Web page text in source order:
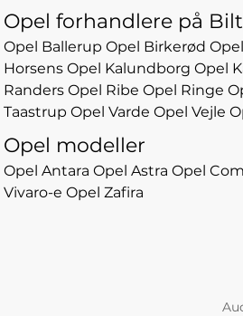
Opel forhandlere på
Opel Ballerup Opel Birkerød
Horsens Opel Kalundborg Opel
Randers Opel Ribe Opel Ringe
Taastrup Opel Varde Opel Vejle
Opel modeller
Opel Antara Opel Astra Opel
Vivaro-e Opel Zafira